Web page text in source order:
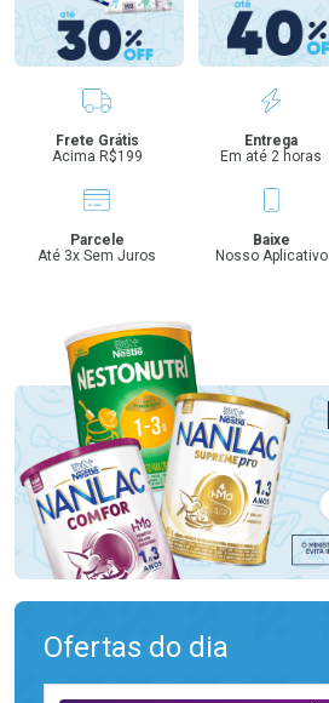
Benefícios
Frete Grátis
Acima R$199
Entrega
Em até 2 horas
Parcele
Até 3x Sem Juros
Baixe
Nosso Aplicativo
Ofertas do dia